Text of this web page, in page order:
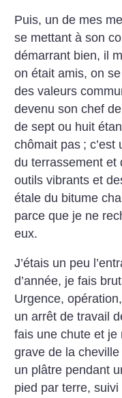
Puis, un de mes
se mettant à son
démarrant bien, il
on était amis, on
des valeurs
devenu son chef
de sept ou huit
chômait pas ; c’est
du terrassement et
outils vibrants et
étale du bitume
parce que je ne
eux.
J’étais un peu
d’année, je fais
Urgence,
un arrêt de travail
fais une chute et je
grave de la cheville
un plâtre pendant
pied par terre,